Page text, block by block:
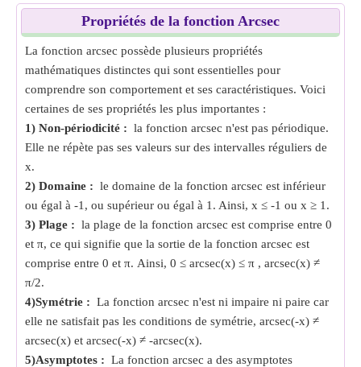
Propriétés de la fonction Arcsec
La fonction arcsec possède plusieurs propriétés
mathématiques distinctes qui sont essentielles pour
comprendre son comportement et ses caractéristiques. Voici
certaines de ses propriétés les plus importantes :
1) Non-périodicité : la fonction arcsec n'est pas périodique.
Elle ne répète pas ses valeurs sur des intervalles réguliers de
x.
2) Domaine : le domaine de la fonction arcsec est inférieur
ou égal à -1, ou supérieur ou égal à 1. Ainsi, x ≤ -1 ou x ≥ 1.
3) Plage : la plage de la fonction arcsec est comprise entre 0
et π, ce qui signifie que la sortie de la fonction arcsec est
comprise entre 0 et π. Ainsi, 0 ≤ arcsec(x) ≤ π , arcsec(x) ≠
π/2.
4)Symétrie : La fonction arcsec n'est ni impaire ni paire car
elle ne satisfait pas les conditions de symétrie, arcsec(-x) ≠
arcsec(x) et arcsec(-x) ≠ -arcsec(x).
5)Asymptotes : La fonction arcsec a des asymptotes